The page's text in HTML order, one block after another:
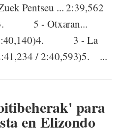
Pentseu ... 2:39,562
5 - Otxaran...
2:40,140)4. 3 - La
/ 2:40,593)5. ...
para
en Elizondo